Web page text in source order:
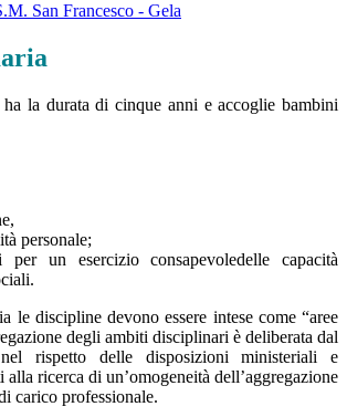
San Francesco - Gela
la durata di cinque anni e accoglie bambini
personale;
un esercizio consapevoledelle capacità
le discipline devono essere intese come “aree
degli ambiti disciplinari è deliberata dal
rispetto delle disposizioni ministeriali e
alla ricerca di un’omogeneità dell’aggregazione
carico professionale.